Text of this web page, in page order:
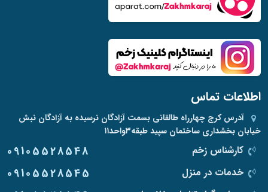
اطلاعات تماس
آدرس کرج چهارراه طالقانی بسمت آزادگان نرسیده به آزادگان نبش
خیابان بخشداری ساختمان سپید طبقه۳واحد۱۱
کارشناس زخم 09105528548
خدمات در منزل 09105528545